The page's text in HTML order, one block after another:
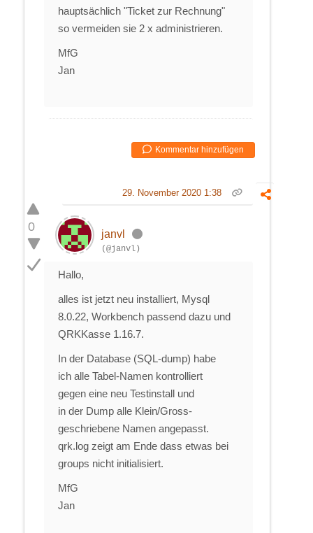
hauptsächlich "Ticket zur Rechnung"
so vermeiden sie 2 x administrieren.
MfG
Jan
Kommentar hinzufügen
0
29. November 2020 1:38
janvl
(@janvl)
Hallo,
alles ist jetzt neu installiert, Mysql
8.0.22, Workbench passend dazu und
QRKKasse 1.16.7.
In der Database (SQL-dump) habe
ich alle Tabel-Namen kontrolliert
gegen eine neu Testinstall und
in der Dump alle Klein/Gross-
geschriebene Namen angepasst.
qrk.log zeigt am Ende dass etwas bei
groups nicht initialisiert.
MfG
Jan